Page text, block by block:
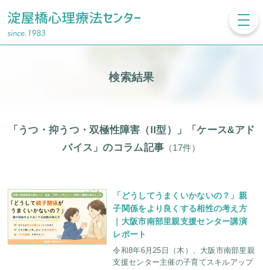
検索結果
「うつ・抑うつ・双極性障害（II型）」「ケース&アド
バイス」のコラム記事 （17件）
「どうしてうまくいかないの？」親
子関係をより良くする相性の考え方
｜大阪市南部里親支援センター講演
レポート
令和8年6月25日（木）、大阪市南部里親
支援センター主催の子育てスキルアップ